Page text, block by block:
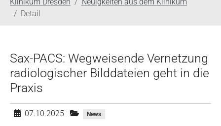
Detail
Sax-PACS: Wegweisende Vernetzung
radiologischer Bilddateien geht in die
Praxis
07.10.2025 News